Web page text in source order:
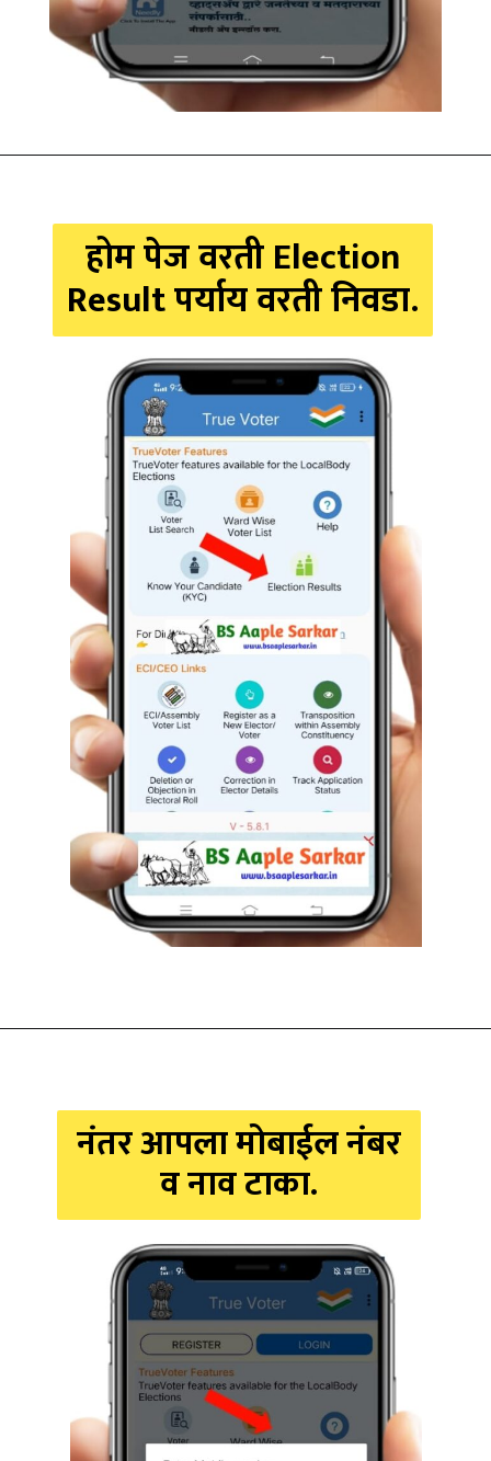
होम पेज वरती Election
Result पर्याय वरती निवडा.
नंतर आपला मोबाईल नंबर
व नाव टाका.